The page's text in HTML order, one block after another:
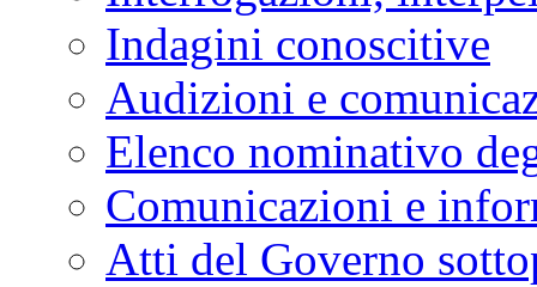
Indagini conoscitive
Audizioni e
Elenco nominativo
Comunicazioni e
Atti del Governo